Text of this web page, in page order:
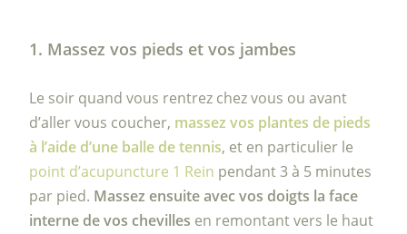
1. Massez vos pieds et vos jambes
Le soir quand vous rentrez chez vous ou avant
d’aller vous coucher, massez vos plantes de pieds
à l’aide d’une balle de tennis, et en particulier le
point d’acupuncture 1 Rein pendant 3 à 5 minutes
par pied. Massez ensuite avec vos doigts la face
interne de vos chevilles en remontant vers le haut